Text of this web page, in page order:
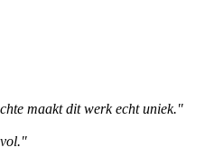
maakt dit werk echt uniek."